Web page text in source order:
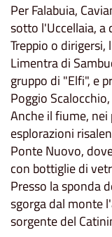
Per Falabuia,
sotto l'Uccellaia, a
Treppio o
Limentra di
gruppo di "Elfi", e
Poggio
Anche il fiume,
esplorazioni
Ponte Nuovo,
con bottiglie di
Presso la sponda
sgorga dal monte
sorgente del